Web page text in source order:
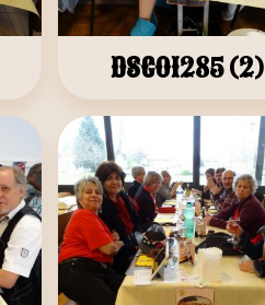
DSC01285 (2)